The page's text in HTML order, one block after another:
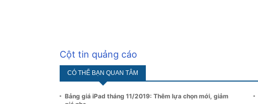
Cột tin quảng cáo
CÓ THỂ BẠN QUAN TÂM
Bảng giá iPad tháng 11/2019: Thêm lựa chọn mới, giảm